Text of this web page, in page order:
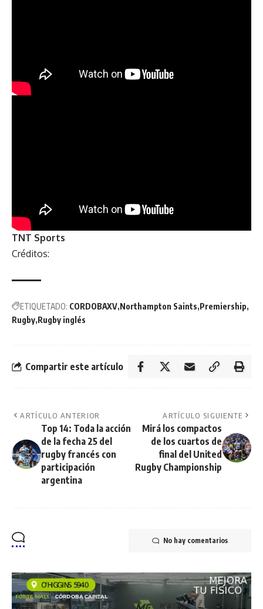
TNT Sports
Créditos:
ETIQUETADO: CORDOBAXV Northampton Saints Premiership
Rugby Rugby inglés
Compartir este artículo
ARTÍCULO ANTERIOR
Top 14: Toda la acción
de la fecha 25 del
rugby francés con
participación
argentina
ARTÍCULO SIGUIENTE
Mirá los compactos
de los cuartos de
final del United
Rugby Championship
No hay comentarios